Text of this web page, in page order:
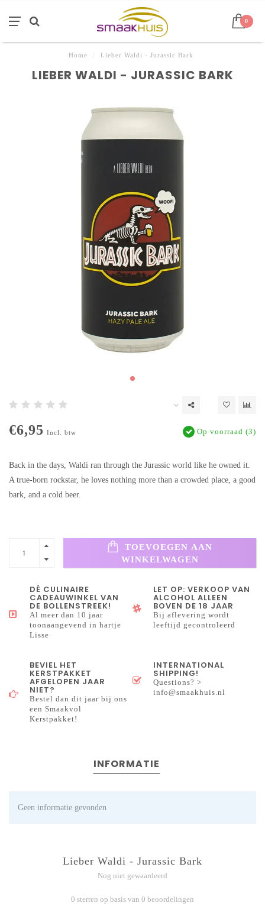
0
Home Lieber Waldi - Jurassic Bark
LIEBER WALDI - JURASSIC BARK
€6,95 Incl. btw Op voorraad (3)
Back in the days, Waldi ran through the Jurassic world like he owned it.
A true-born rockstar, he loves nothing more than a crowded place, a good
bark, and a cold beer.
TOEVOEGEN AAN
WINKELWAGEN
DÉ CULINAIRE
CADEAUWINKEL VAN
DE BOLLENSTREEK!
Al meer dan 10 jaar
toonaangevend in hartje
Lisse
LET OP: VERKOOP VAN
ALCOHOL ALLEEN
BOVEN DE 18 JAAR
Bij aflevering wordt
leeftijd gecontroleerd
BEVIEL HET
KERSTPAKKET
AFGELOPEN JAAR
NIET?
Bestel dan dit jaar bij ons
een Smaakvol
Kerstpakket!
INTERNATIONAL
SHIPPING!
Questions? >
info@smaakhuis.nl
INFORMATIE
Geen informatie gevonden
Lieber Waldi - Jurassic Bark
Nog niet gewaardeerd
0 sterren op basis van 0 beoordelingen